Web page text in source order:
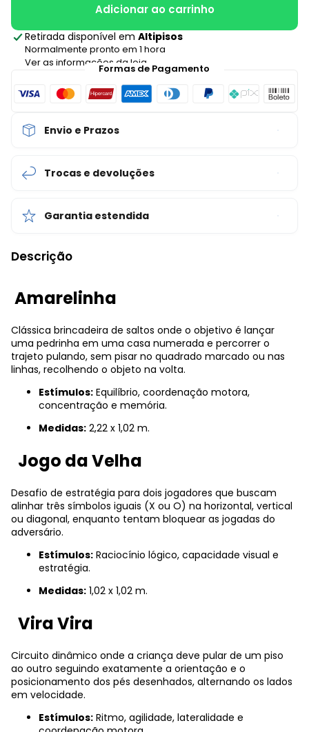
Adicionar ao carrinho
Retirada disponível em Altipisos
Normalmente pronto em 1 hora
Ver as informações da lojaFormas de Pagamento
Envio e Prazos
Trocas e devoluções
Garantia estendida
Descrição
Amarelinha
Clássica brincadeira de saltos onde o objetivo é lançar
uma pedrinha em uma casa numerada e percorrer o
trajeto pulando, sem pisar no quadrado marcado ou nas
linhas, recolhendo o objeto na volta.
Estímulos: Equilíbrio, coordenação motora,
concentração e memória.
Medidas: 2,22 x 1,02 m.
Jogo da Velha
Desafio de estratégia para dois jogadores que buscam
alinhar três símbolos iguais (X ou O) na horizontal, vertical
ou diagonal, enquanto tentam bloquear as jogadas do
adversário.
Estímulos: Raciocínio lógico, capacidade visual e
estratégia.
Medidas: 1,02 x 1,02 m.
Vira Vira
Circuito dinâmico onde a criança deve pular de um piso
ao outro seguindo exatamente a orientação e o
posicionamento dos pés desenhados, alternando os lados
em velocidade.
Estímulos: Ritmo, agilidade, lateralidade e